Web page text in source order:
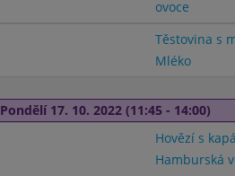
ovoce
Těstovina s
Mléko
Pondělí 17. 10. 2022 (11:45 - 14:00)
Hovězí s
Hamburská